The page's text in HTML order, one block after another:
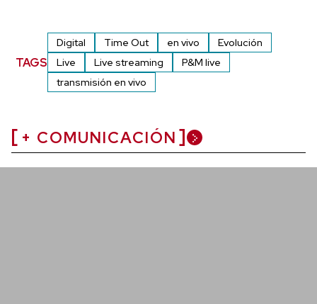
TAGS
Digital Time Out en vivo
Evolución
Live
Live streaming
P&M live
transmisión en vivo
+ COMUNICACIÓN